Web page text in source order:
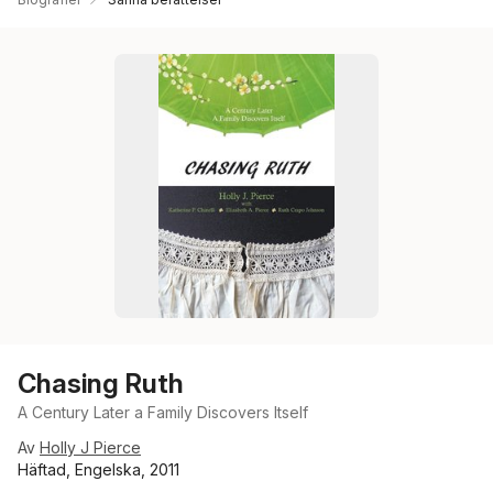
Chasing Ruth
A Century Later a Family Discovers Itself
Av Holly J Pierce
Häftad, Engelska, 2011